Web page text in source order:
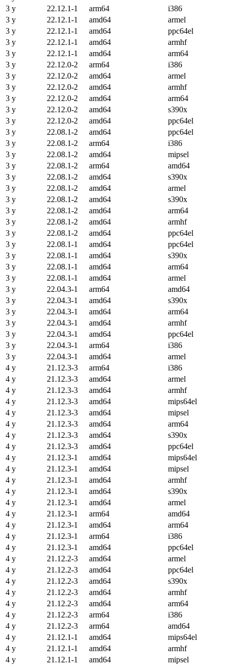
3 y
22.12.1-1 arm64
i386
3 y
22.12.1-1 amd64
armel
3 y
22.12.1-1 amd64
ppc64el
3 y
22.12.1-1 amd64
armhf
3 y
22.12.1-1 amd64
arm64
3 y
22.12.0-2 arm64
i386
3 y
22.12.0-2 amd64
armel
3 y
22.12.0-2 amd64
armhf
3 y
22.12.0-2 amd64
arm64
3 y
22.12.0-2 amd64
s390x
3 y
22.12.0-2 amd64
ppc64el
3 y
22.08.1-2 amd64
ppc64el
3 y
22.08.1-2 arm64
i386
3 y
22.08.1-2 amd64
mipsel
3 y
22.08.1-2 arm64
amd64
3 y
22.08.1-2 amd64
s390x
3 y
22.08.1-2 amd64
armel
3 y
22.08.1-2 amd64
s390x
3 y
22.08.1-2 amd64
arm64
3 y
22.08.1-2 amd64
armhf
3 y
22.08.1-2 amd64
ppc64el
3 y
22.08.1-1 amd64
ppc64el
3 y
22.08.1-1 amd64
s390x
3 y
22.08.1-1 amd64
arm64
3 y
22.08.1-1 amd64
armel
3 y
22.04.3-1 arm64
amd64
3 y
22.04.3-1 amd64
s390x
3 y
22.04.3-1 amd64
arm64
3 y
22.04.3-1 amd64
armhf
3 y
22.04.3-1 amd64
ppc64el
3 y
22.04.3-1 arm64
i386
3 y
22.04.3-1 amd64
armel
4 y
21.12.3-3 arm64
i386
4 y
21.12.3-3 amd64
armel
4 y
21.12.3-3 amd64
armhf
4 y
21.12.3-3 amd64
mips64el
4 y
21.12.3-3 amd64
mipsel
4 y
21.12.3-3 amd64
arm64
4 y
21.12.3-3 amd64
s390x
4 y
21.12.3-3 amd64
ppc64el
4 y
21.12.3-1 amd64
mips64el
4 y
21.12.3-1 amd64
mipsel
4 y
21.12.3-1 amd64
armhf
4 y
21.12.3-1 amd64
s390x
4 y
21.12.3-1 amd64
armel
4 y
21.12.3-1 arm64
amd64
4 y
21.12.3-1 amd64
arm64
4 y
21.12.3-1 arm64
i386
4 y
21.12.3-1 amd64
ppc64el
4 y
21.12.2-3 amd64
armel
4 y
21.12.2-3 amd64
ppc64el
4 y
21.12.2-3 amd64
s390x
4 y
21.12.2-3 amd64
armhf
4 y
21.12.2-3 amd64
arm64
4 y
21.12.2-3 arm64
i386
4 y
21.12.2-3 arm64
amd64
4 y
21.12.1-1 amd64
mips64el
4 y
21.12.1-1 amd64
armhf
4 y
21.12.1-1 amd64
mipsel